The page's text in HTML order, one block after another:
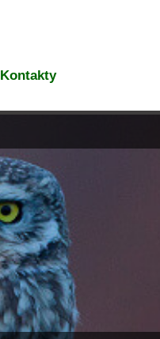
Kontakty